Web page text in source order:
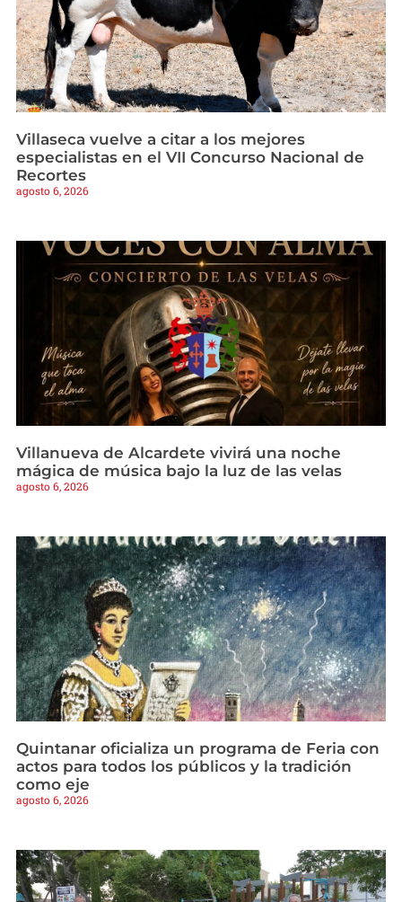
Villaseca vuelve a citar a los mejores
especialistas en el VII Concurso Nacional de
Recortes
agosto 6, 2026
Villanueva de Alcardete vivirá una noche
mágica de música bajo la luz de las velas
agosto 6, 2026
Quintanar oficializa un programa de Feria con
actos para todos los públicos y la tradición
como eje
agosto 6, 2026